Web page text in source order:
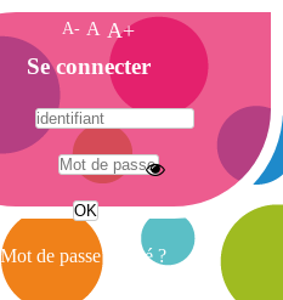
A- A A+
Se connecter
Mot de passe oublié ?